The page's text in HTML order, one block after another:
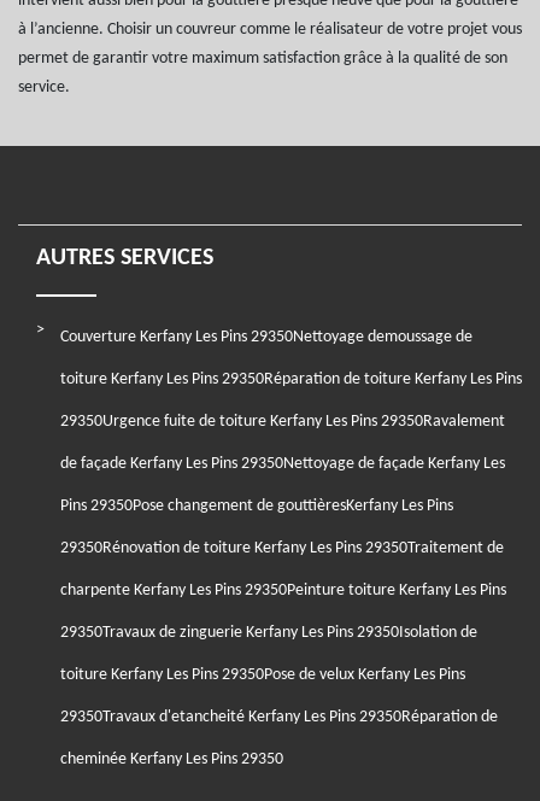
à l’ancienne. Choisir un couvreur comme le réalisateur de votre projet vous
permet de garantir votre maximum satisfaction grâce à la qualité de son
service.
AUTRES SERVICES
Couverture Kerfany Les Pins 29350Nettoyage demoussage de
toiture Kerfany Les Pins 29350Réparation de toiture Kerfany Les Pins
29350Urgence fuite de toiture Kerfany Les Pins 29350Ravalement
de façade Kerfany Les Pins 29350Nettoyage de façade Kerfany Les
Pins 29350Pose changement de gouttièresKerfany Les Pins
29350Rénovation de toiture Kerfany Les Pins 29350Traitement de
charpente Kerfany Les Pins 29350Peinture toiture Kerfany Les Pins
29350Travaux de zinguerie Kerfany Les Pins 29350Isolation de
toiture Kerfany Les Pins 29350Pose de velux Kerfany Les Pins
29350Travaux d'etancheité Kerfany Les Pins 29350Réparation de
cheminée Kerfany Les Pins 29350